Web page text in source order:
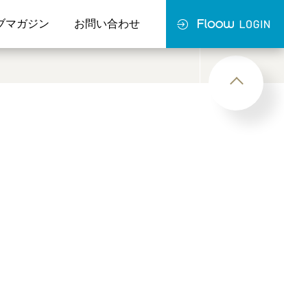
マガジン お問い合わせ